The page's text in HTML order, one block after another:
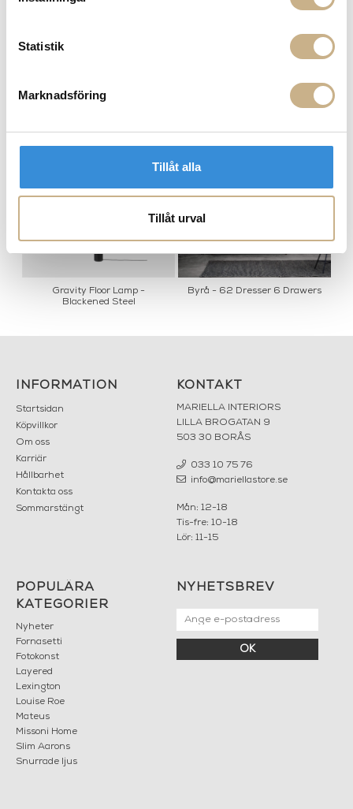
Statistik
Marknadsföring
Tillåt alla
Tillåt urval
BESKRIVNING
Gravity Floor Lamp -
Blackened Steel
Byrå - 62 Dresser 6 Drawers
INFORMATION
Startsidan
Köpvillkor
Om oss
Karriär
Hållbarhet
Kontakta oss
Sommarstängt
KONTAKT
MARIELLA INTERIORS
LILLA BROGATAN 9
503 30 BORÅS
033 10 75 76
info@mariellastore.se
Mån: 12-18
Tis-fre: 10-18
Lör: 11-15
POPULÄRA
KATEGORIER
Nyheter
Fornasetti
Fotokonst
Layered
Lexington
Louise Roe
Mateus
Missoni Home
Slim Aarons
Snurrade ljus
NYHETSBREV
OK